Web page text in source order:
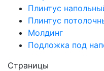
Плинтус
Плинтус
Молдинг
Подложка под
Страницы